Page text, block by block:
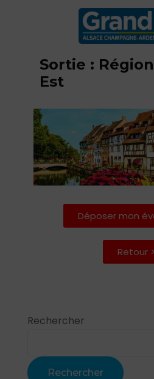
Sortie :
Est
Déposer mon
Retour >
Rechercher
Rechercher